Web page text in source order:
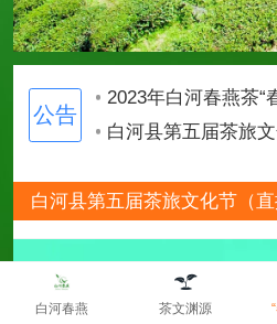
2023年白河春燕茶“春
白河县第五届茶旅
2023年白河春燕茶“春
白河县第五届茶旅
2023年白河春燕茶“春
白河县第五届茶旅文
白河县第五届茶旅文化节（直
白河春燕 茶文渊源